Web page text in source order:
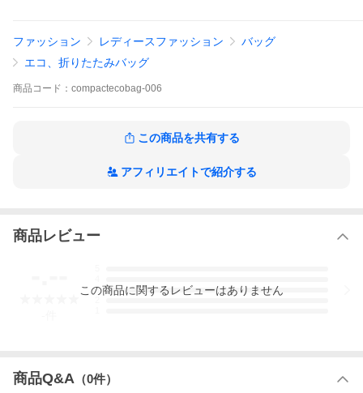
ファッション レディースファッション
バッグ
エコ、折りたたみバッグ
商品 コード： compactecobag-006
この商品を共有する
アフィリエイトで紹介する
商品レビュー
3
この商品に関するレビューはありません
商品Q&A （0件）